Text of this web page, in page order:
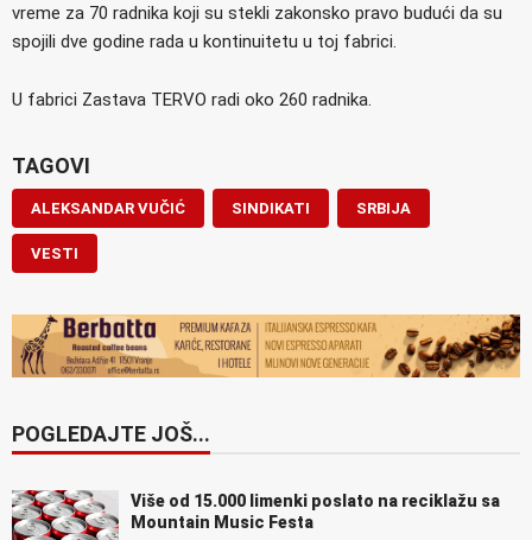
vreme za 70 radnika koji su stekli zakonsko pravo budući da su
spojili dve godine rada u kontinuitetu u toj fabrici.
U fabrici Zastava TERVO radi oko 260 radnika.
TAGOVI
ALEKSANDAR VUČIĆ SINDIKATI SRBIJA
VESTI
POGLEDAJTE JOŠ...
Više od 15.000 limenki poslato na reciklažu sa
Mountain Music Festa